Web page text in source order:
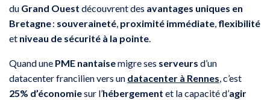
du Grand Ouest découvrent des avantages uniques en
Bretagne: souveraineté, proximité immédiate, flexibilité
et niveau de sécurité à la pointe.
Quand une PME nantaisemigre ses serveurs d’un
datacenter francilien vers un datacenter à Rennes, c’est
25% d’économiesur l’hébergement et la capacité d’agir